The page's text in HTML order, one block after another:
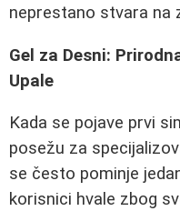
neprestano stvara na
Gel za Desni:
Upale
Kada se pojave prvi
posežu za
se često pominje
korisnici hvale zbog